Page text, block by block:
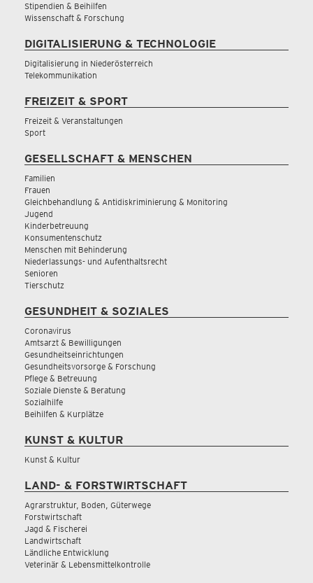
Stipendien & Beihilfen
Wissenschaft & Forschung
DIGITALISIERUNG & TECHNOLOGIE
Digitalisierung in Niederösterreich
Telekommunikation
FREIZEIT & SPORT
Freizeit & Veranstaltungen
Sport
GESELLSCHAFT & MENSCHEN
Familien
Frauen
Gleichbehandlung & Antidiskriminierung & Monitoring
Jugend
Kinderbetreuung
Konsumentenschutz
Menschen mit Behinderung
Niederlassungs- und Aufenthaltsrecht
Senioren
Tierschutz
GESUNDHEIT & SOZIALES
Coronavirus
Amtsarzt & Bewilligungen
Gesundheitseinrichtungen
Gesundheitsvorsorge & Forschung
Pflege & Betreuung
Soziale Dienste & Beratung
Sozialhilfe
Beihilfen & Kurplätze
KUNST & KULTUR
Kunst & Kultur
LAND- & FORSTWIRTSCHAFT
Agrarstruktur, Boden, Güterwege
Forstwirtschaft
Jagd & Fischerei
Landwirtschaft
Ländliche Entwicklung
Veterinär & Lebensmittelkontrolle